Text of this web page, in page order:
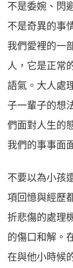
不是委婉、閃
不是奇異的事
我們愛裡的一
人，它是正常
語氣。大人處
子一輩子的想
們面對人生的
我們的事事面
不要以為小孩
項回憶與經歷
折悲傷的處理
的傷口和解。
在與他小時候